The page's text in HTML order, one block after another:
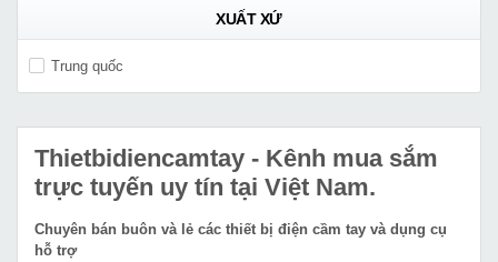
XUẤT XỨ
Trung quốc
Thietbidiencamtay - Kênh mua sắm
trực tuyến uy tín tại Việt Nam.
Chuyên bán buôn và lẻ các thiết bị điện cầm tay và dụng cụ
hỗ trợ